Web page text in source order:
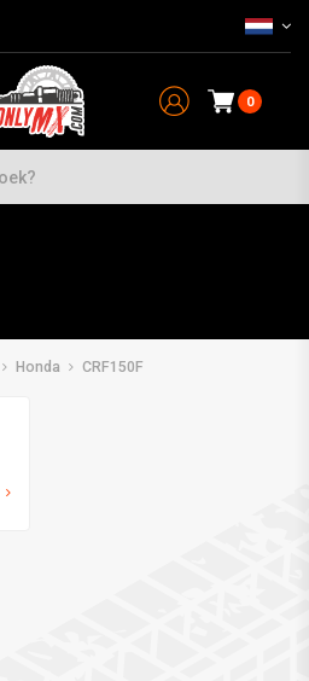
0
Honda CRF150F